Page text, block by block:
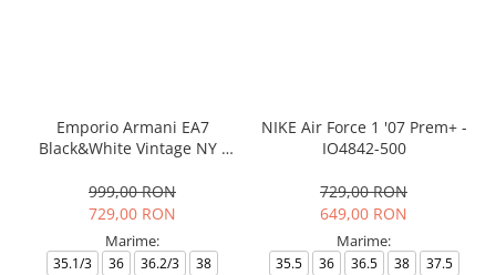
Emporio Armani EA7
Black&White Vintage NY -
999,00 RON
729,00 RON
Marime:
35.1/3 36 36.2/3
38
NIKE Air Force 1 '07 Prem+ -
IO4842-500
729,00 RON
649,00 RON
Marime:
35.5 36 36.5 38
37.5